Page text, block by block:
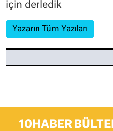
için derledik
Yazarın Tüm Yazıları
10HABER